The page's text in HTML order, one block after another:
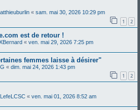
« sam. mai 30, 2026 10:29 pm
1 2
est de retour !
« ven. mai 29, 2026 7:25 pm
femmes laisse à désirer"
« dim. mai 24, 2026 1:43 pm
1 2
« ven. mai 01, 2026 8:52 am